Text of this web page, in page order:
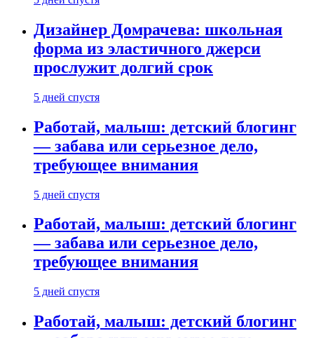
Дизайнер Домрачева: школьная
форма из эластичного джерси
прослужит долгий срок
5 дней спустя
Работай, малыш: детский блогинг
— забава или серьезное дело,
требующее внимания
5 дней спустя
Работай, малыш: детский блогинг
— забава или серьезное дело,
требующее внимания
5 дней спустя
Работай, малыш: детский блогинг